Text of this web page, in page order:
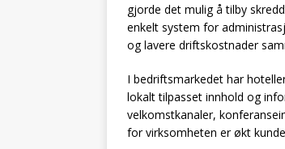
gjorde det mulig å tilby
enkelt system for
og lavere driftskostnader
I bedriftsmarkedet har
lokalt tilpasset innhold og
velkomstkanaler,
for virksomheten er økt